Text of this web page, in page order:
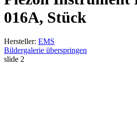
016A, Stück
Hersteller: EMS
Bildergalerie überspringen
slide 2